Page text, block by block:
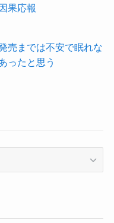
果応報
売までは不安で眠れな
ったと思う